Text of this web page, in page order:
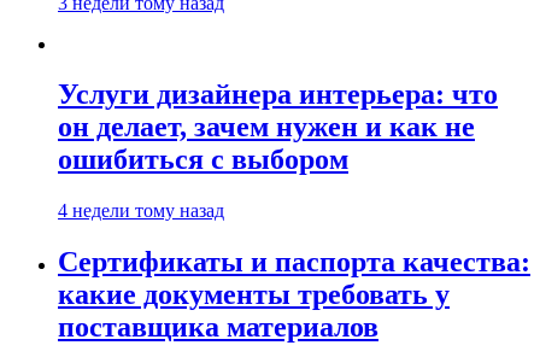
Услуги дизайнера интерьера: что
он делает, зачем нужен и как не
ошибиться с выбором
4 недели тому назад
Сертификаты и паспорта качества:
какие документы требовать у
поставщика материалов